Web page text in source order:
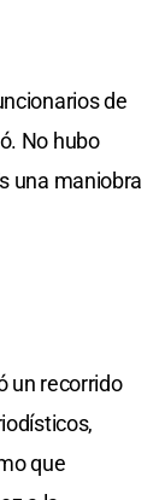
de
No hubo
una maniobra
un recorrido
que